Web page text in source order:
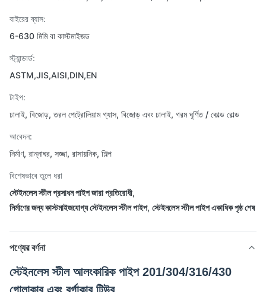
বাইরের ব্যাস:
6-630 মিমি বা কাস্টমাইজড
স্ট্যান্ডার্ড:
ASTM,JIS,AISI,DIN,EN
টাইপ:
ঢালাই, বিজোড়, তরল পেট্রোলিয়াম গ্যাস, বিজোড় এবং ঢালাই, গরম ঘূর্ণিত / কোল্ড রোল্ড
আবেদন:
নির্মাণ, রান্নাঘর, সজ্জা, রাসায়নিক, শিল্প
বিশেষভাবে তুলে ধরা
স্টেইনলেস স্টীল প্রসাধন পাইপ জারা প্রতিরোধী,
নির্মাণের জন্য কাস্টমাইজযোগ্য স্টেইনলেস স্টীল পাইপ, স্টেইনলেস স্টীল পাইপ একাধিক পৃষ্ঠ শেষ
পণ্যের বর্ণনা
স্টেইনলেস স্টীল আলংকারিক পাইপ 201/304/316/430